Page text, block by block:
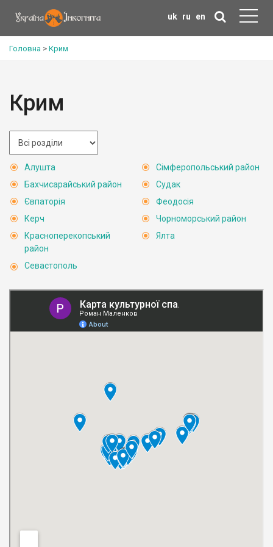
uk ru en
Головна > Крим
Крим
Алушта
Бахчисарайський район
Євпаторія
Керч
Красноперекопський
район
Севастополь
Сімферопольський район
Судак
Феодосія
Чорноморський район
Ялта